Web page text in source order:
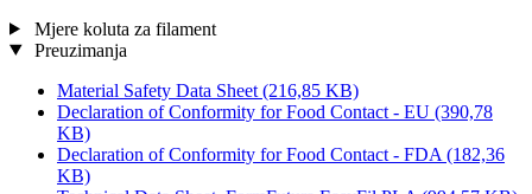
Mjere koluta za filament
Preuzimanja
Material Safety Data Sheet (216,85 KB)
Declaration of Conformity for Food Contact - EU (390,78
KB)
Declaration of Conformity for Food Contact - FDA (182,36
KB)